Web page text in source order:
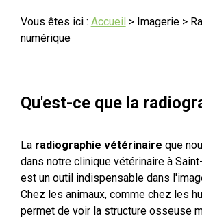
Vous êtes ici : Accueil > Imagerie>
numérique
Qu'est-ce que la
La radiographie vétérinaire que
dans notre clinique vétérinaire à
est un outil indispensable dans
Chez les animaux, comme chez les
permet de voir la structure osseuse